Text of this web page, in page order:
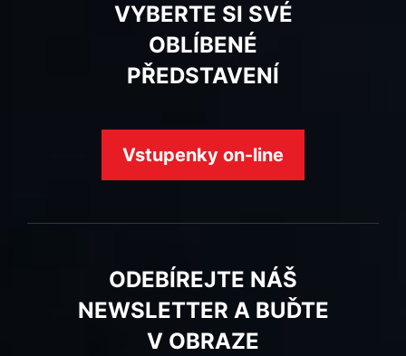
VYBERTE SI SVÉ
OBLÍBENÉ
PŘEDSTAVENÍ
Vstupenky on-line
ODEBÍREJTE NÁŠ
NEWSLETTER A BUĎTE
V OBRAZE